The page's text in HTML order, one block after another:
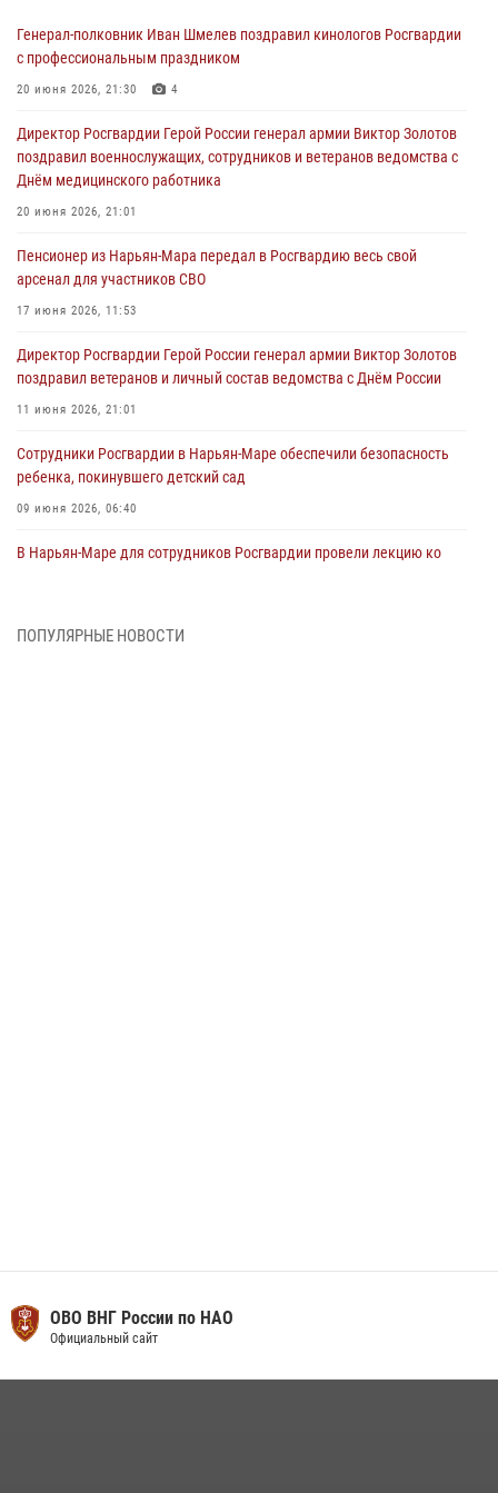
Генерал-полковник Иван Шмелев поздравил кинологов Росгвардии
с профессиональным праздником
20 июня 2026, 21:30 4
Директор Росгвардии Герой России генерал армии Виктор Золотов
поздравил военнослужащих, сотрудников и ветеранов ведомства с
Днём медицинского работника
20 июня 2026, 21:01
Пенсионер из Нарьян-Мара передал в Росгвардию весь свой
арсенал для участников СВО
17 июня 2026, 11:53
Директор Росгвардии Герой России генерал армии Виктор Золотов
поздравил ветеранов и личный состав ведомства с Днём России
11 июня 2026, 21:01
Сотрудники Росгвардии в Нарьян-Маре обеспечили безопасность
ребенка, покинувшего детский сад
09 июня 2026, 06:40
В Нарьян-Маре для сотрудников Росгвардии провели лекцию ко
ПОПУЛЯРНЫЕ НОВОСТИ
ОВО ВНГ России по НАО
Официальный сайт